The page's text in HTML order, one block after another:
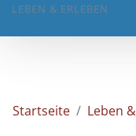
LEBEN & ERLEBEN
Startseite Leben